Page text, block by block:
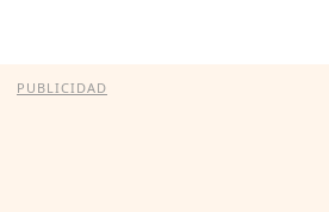
PUBLICIDAD